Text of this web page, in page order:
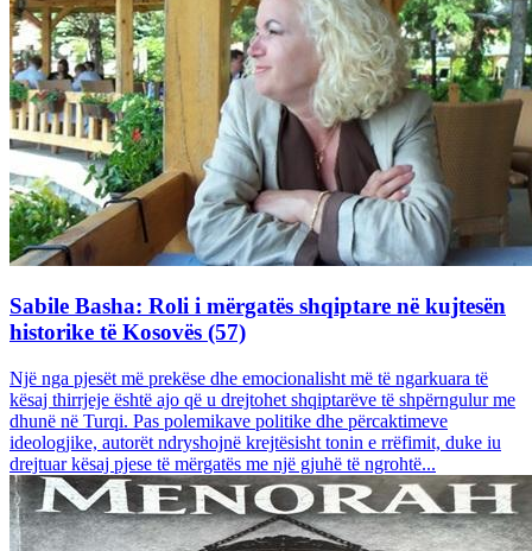
Sabile Basha: Roli i mërgatës shqiptare në kujtesën
historike të Kosovës (57)
Një nga pjesët më prekëse dhe emocionalisht më të ngarkuara të
kësaj thirrjeje është ajo që u drejtohet shqiptarëve të shpërngulur me
dhunë në Turqi. Pas polemikave politike dhe përcaktimeve
ideologjike, autorët ndryshojnë krejtësisht tonin e rrëfimit, duke iu
drejtuar kësaj pjese të mërgatës me një gjuhë të ngrohtë...